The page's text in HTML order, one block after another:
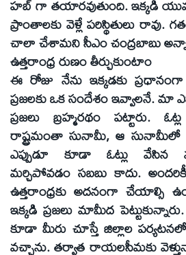
హబ్‌ గా తయారవుతుంది. ఇక్కడి
ప్రాంతాలకు వెళ్లే పరిస్థితులు రావు.
చాలా చేశామని సీఎం చంద్రబాబు
ఉత్తరాంధ్ర రుణం తీర్చుకుంటాం
ఈ రోజు నేను ఇక్కడకు
ప్రజలకు ఒక సందేశం ఇవ్వాలనే. మా
ప్రజలు బ్రహ్మరథం పట్టారు.
రాష్ట్రమంతా సునామీ, ఆ సునామీలో
ఎప్పుడూ కూడా ఓట్లు వేసిన
మర్చిపోవడం సబబు కాదు.
ఉత్తరాంధ్రకు అదనంగా చేయాల్సి
ఇక్కడి ప్రజలు మామీద
కూడా మీరు చూస్తే జిల్లాల
వచ్చాను. తర్వాత రాయలసీమకు